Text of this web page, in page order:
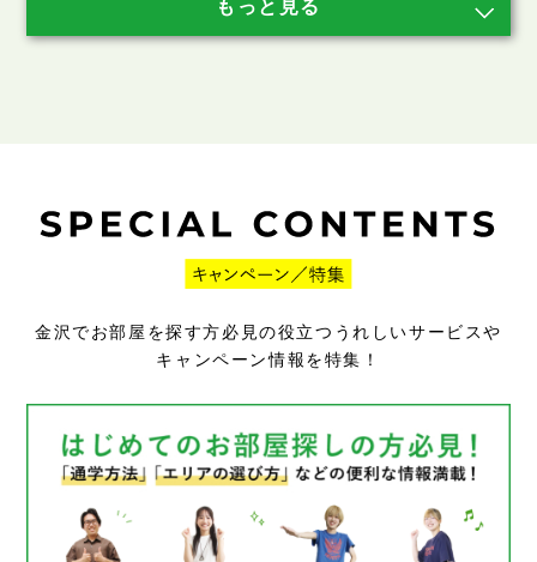
金沢でお部屋を探す方必見の役立つうれしいサービスや
キャンペーン情報を特集！